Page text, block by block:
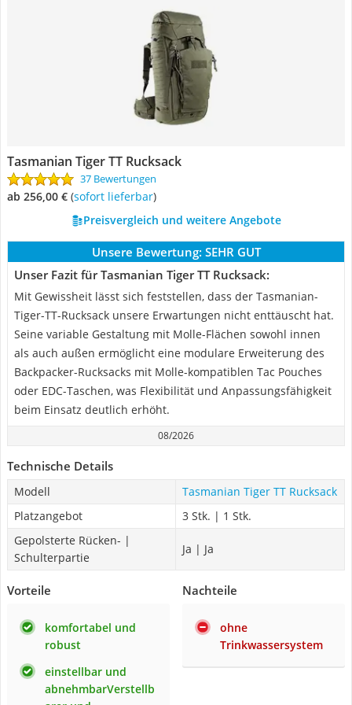
Tasmanian Tiger TT Rucksack
37 Bewertungen
ab 256,00 € ( Sofort lieferbar)
Preisvergleich und weitere Angebote
Unsere Bewertung: SEHR GUT
Unser Fazit für Tasmanian Tiger TT Rucksack:
Mit Gewissheit lässt sich feststellen, dass der Tasmanian-
Tiger-TT-Rucksack unsere Erwartungen nicht enttäuscht hat.
Seine variable Gestaltung mit Molle-Flächen sowohl innen
als auch außen ermöglicht eine modulare Erweiterung des
Backpacker-Rucksacks mit Molle-kompatiblen Tac Pouches
oder EDC-Taschen, was Flexibilität und Anpassungsfähigkeit
beim Einsatz deutlich erhöht.
08/2026
Technische Details
Modell
Tasmanian Tiger TT Rucksack
Platzangebot
3 Stk. | 1 Stk.
Gepolsterte Rücken- |
Schulterpartie
Ja | Ja
Vorteile
komfortabel und
robust
einstellbar und
abnehmbarVerstellb
Nachteile
ohne
Trinkwassersystem